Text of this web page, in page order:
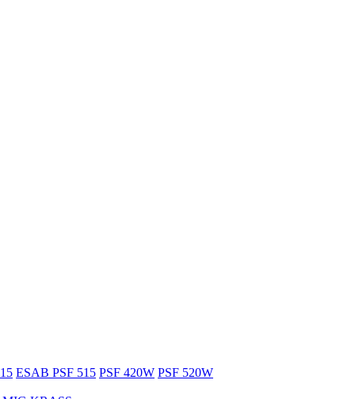
ESAB PSF 515 PSF 420W PSF 520W